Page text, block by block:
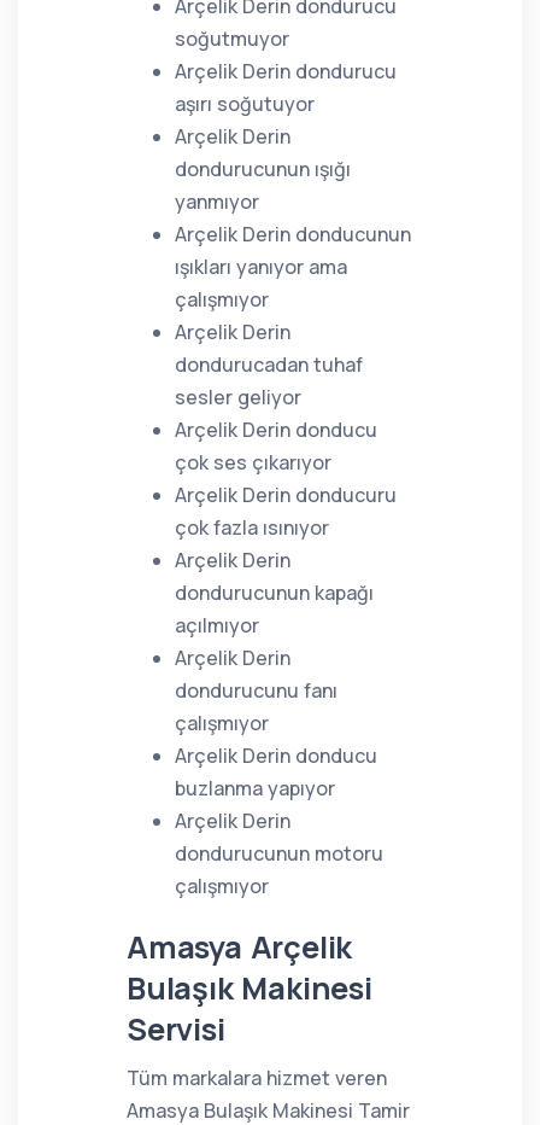
Arçelik Derin dondurucu
soğutmuyor
Arçelik Derin dondurucu
aşırı soğutuyor
Arçelik Derin
dondurucunun ışığı
yanmıyor
Arçelik Derin donducunun
ışıkları yanıyor ama
çalışmıyor
Arçelik Derin
dondurucadan tuhaf
sesler geliyor
Arçelik Derin donducu
çok ses çıkarıyor
Arçelik Derin donducuru
çok fazla ısınıyor
Arçelik Derin
dondurucunun kapağı
açılmıyor
Arçelik Derin
dondurucunu fanı
çalışmıyor
Arçelik Derin donducu
buzlanma yapıyor
Arçelik Derin
dondurucunun motoru
çalışmıyor
Amasya Arçelik
Bulaşık Makinesi
Servisi
Tüm markalara hizmet veren
Amasya Bulaşık Makinesi Tamir